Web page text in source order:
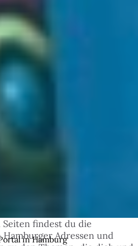
in Hamburg
Seiten findest du die
Hamburger Adressen und